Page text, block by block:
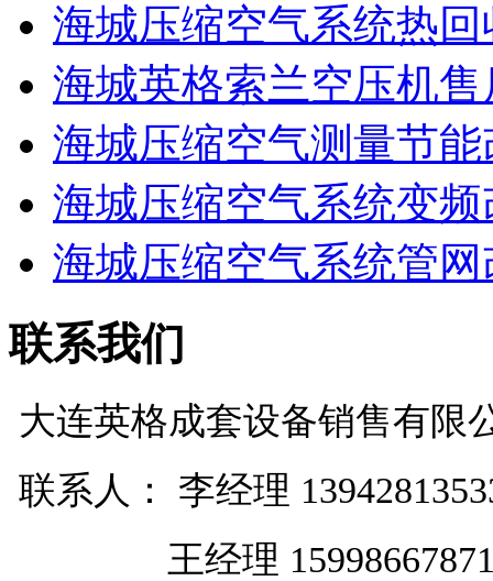
海城压缩空气系统热回
海城英格索兰空压机
海城压缩空气测量节能
海城压缩空气系统变频
海城压缩空气系统管网
联系我们
大连英格成套设备销售有限
联系人： 李经理
王经理